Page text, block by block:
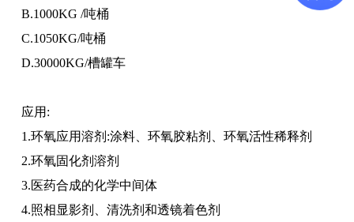
B.1000KG /吨桶
C.1050KG/吨桶
D.30000KG/槽罐车
应用:
1.环氧应用溶剂:涂料、环氧胶粘剂、环氧活性稀释剂
2.环氧固化剂溶剂
3.医药合成的化学中间体
4.照相显影剂、清洗剂和透镜着色剂